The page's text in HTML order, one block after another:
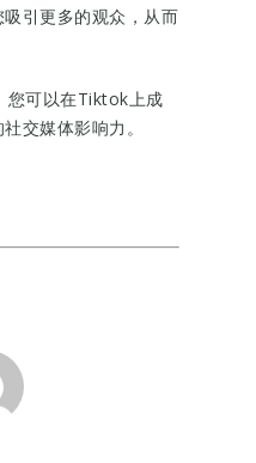
引更多的观众，从而
您可以在Tiktok上成
交媒体影响力。